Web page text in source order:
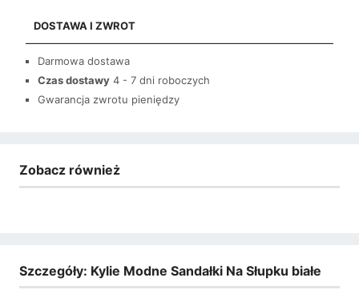
DOSTAWA I ZWROT
Darmowa dostawa
Czas dostawy 4 - 7 dni roboczych
Gwarancja zwrotu pieniędzy
Zobacz również
Szczegóły: Kylie Modne Sandałki Na Słupku białe